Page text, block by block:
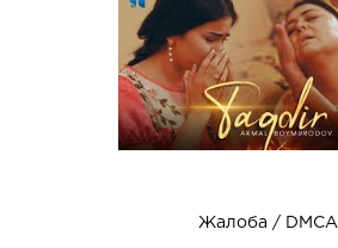
Жалоба / DMCA